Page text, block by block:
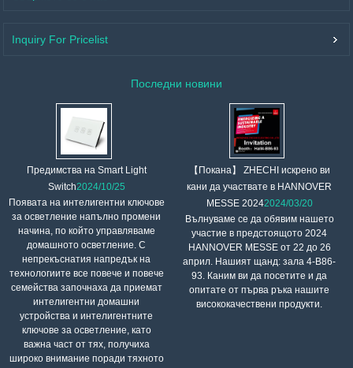
Inquiry For Pricelist
Последни новини
Предимства на Smart Light
Switch2024/10/25
Появата на интелигентни ключове
за осветление напълно промени
начина, по който управляваме
домашното осветление. С
непрекъснатия напредък на
технологиите все повече и повече
семейства започнаха да приемат
интелигентни домашни
устройства и интелигентните
ключове за осветление, като
важна част от тях, получиха
широко внимание поради тяхното
【Покана】 ZHECHI искрено ви
кани да участвате в HANNOVER
MESSE 20242024/03/20
Вълнуваме се да обявим нашето
участие в предстоящото 2024
HANNOVER MESSE от 22 до 26
април. Нашият щанд: зала 4-B86-
93. Каним ви да посетите и да
опитате от първа ръка нашите
висококачествени продукти.